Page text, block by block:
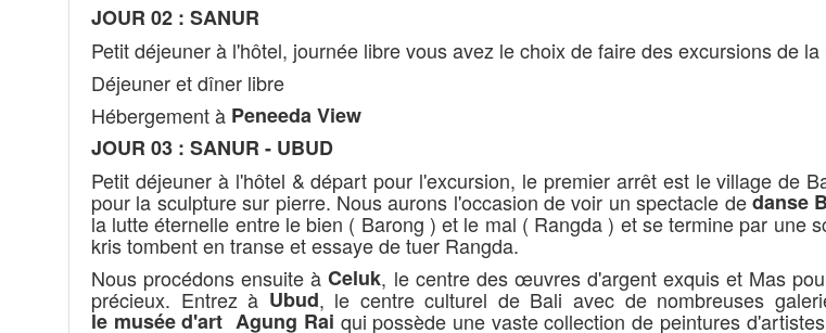
JOUR 02 : SANUR
Petit déjeuner à l'hôtel, journée libre vous avez le choix de faire des excursions de la
Déjeuner et dîner libre
Hébergement à Peneeda View
JOUR 03 : SANUR - UBUD
Petit déjeuner à l'hôtel & départ pour l'excursion, le premier arrêt est le village de
pour la sculpture sur pierre. Nous aurons l'occasion de voir un spectacle dedanse
la lutte éternelle entre le bien ( Barong ) et le mal ( Rangda ) et se termine par une
kris tombent en transe et essaye de tuer Rangda.
Nous procédons ensuite àCeluk, le centre des œuvres d'argent exquis et Mas
précieux. Entrez à Ubud, le centre culturel de Bali avec de nombreuses
le musée d'art Agung Rai qui possède une vaste collection de peintures